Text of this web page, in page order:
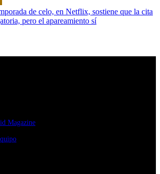
de celo, en Netflix, sostiene que la cita
pero el apareamiento sí
Magazine